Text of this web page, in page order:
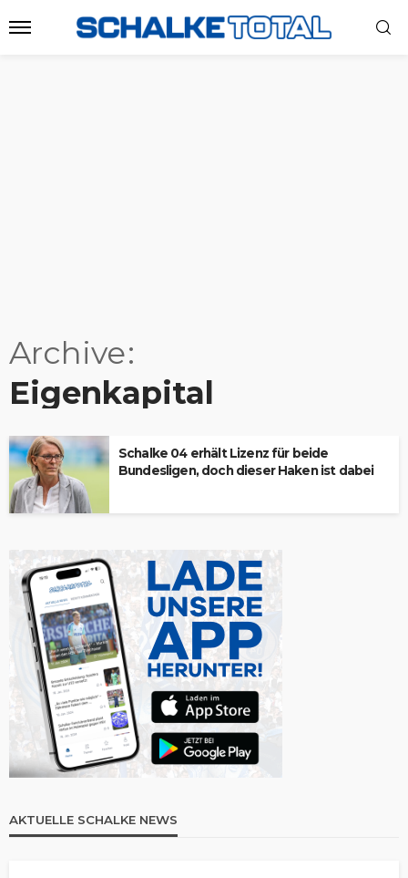
Archive
Eigenkapital
Schalke 04 erhält Lizenz für beide
Bundesligen, doch dieser Haken ist dabei
AKTUELLE SCHALKE NEWS